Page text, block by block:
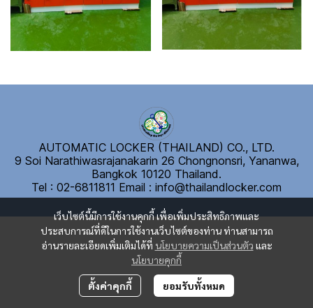
เว็บไซต์นี้มีการใช้งานคุกกี้ เพื่อเพิ่มประสิทธิภาพและ
ประสบการณ์ที่ดีในการใช้งานเว็บไซต์ของท่าน ท่านสามารถ
อ่านรายละเอียดเพิ่มเติมได้ที่ นโยบายความเป็นส่วนตัว และ
นโยบายคุกกี้
ตั้งค่าคุกกี้ ยอมรับทั้งหมด
AUTOMATIC LOCKER (THAILAND) CO., LTD.
9 Soi Narathiwasrajanakarin 26 Chongnonsri, Yananwa,
Bangkok 10120 Thailand.
Tel : 02-6811811 Email : info@thailandlocker.com